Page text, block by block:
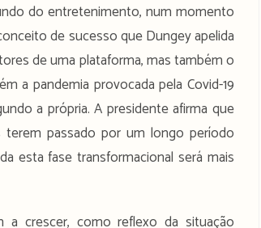
do entretenimento, num momento
de sucesso que Dungey apelida
de uma plataforma, mas também o
a pandemia provocada pela Covid-19
a própria. A presidente afirma que
passado por um longo período
esta fase transformacional será mais
crescer, como reflexo da situação